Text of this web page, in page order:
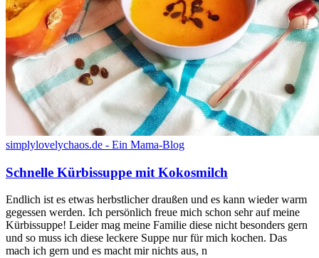
simplylovelychaos.de - Ein Mama-Blog
Schnelle Kürbissuppe mit Kokosmilch
Endlich ist es etwas herbstlicher draußen und es kann wieder warm
gegessen werden. Ich persönlich freue mich schon sehr auf meine
Kürbissuppe! Leider mag meine Familie diese nicht besonders gern
und so muss ich diese leckere Suppe nur für mich kochen. Das
mach ich gern und es macht mir nichts aus, n